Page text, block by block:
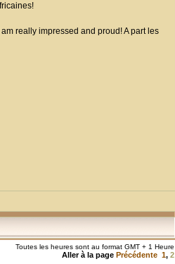
really impressed and proud! A part les
Toutes les heures sont au format GMT + 1 Heure
Aller à la page Précédente 1, 2